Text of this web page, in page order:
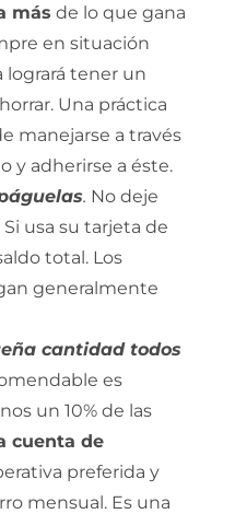
más de lo que gana
en situación
logrará tener un
Una práctica
manejarse a través
y adherirse a éste.
. No deje
usa su tarjeta de
total. Los
generalmente
cantidad todos
es
un 10% de las
cuenta de
preferida y
mensual. Es una